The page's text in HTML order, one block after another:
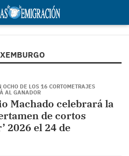
OCHO DE LOS 16 CORTOMETRAJES
AL GANADOR
Machado celebrará la
de cortos
2026 el 24 de